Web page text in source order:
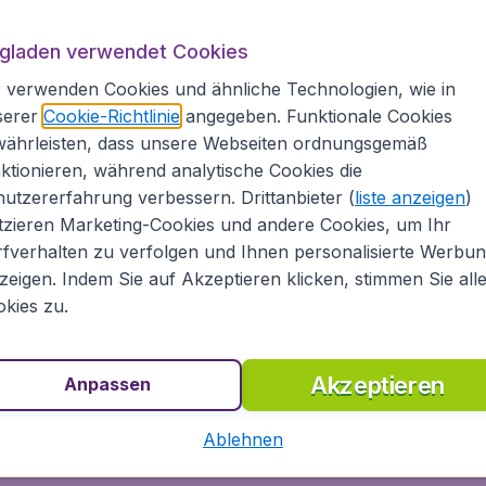
dann sind folgende Richtlinien zu beachten.
12kg und den Maßen 55 x 40 x 20 cm zugelassen.
cm.
7kg und den Maßen 55 x 40 x 20cm
mit max. 7kg und den Maßen 55 x 40 x 20cm -
und den Maßen 55 x 40 x 20cm - Plus: 1
und den Maßen 55 x 40 x 20cm - Plus: 1
verwendet Cookies
verwenden Cookies und ähnliche Technologien, wie in
Cookie-Richtlinieangegeben. Funktionale Cookies
dass unsere Webseiten ordnungsgemäß
während analytische Cookies die
verbessern. Drittanbieter (liste anzeigen)
Marketing-Cookies und andere Cookies, um Ihr
zu verfolgen und Ihnen personalisierte
Indem Sie auf Akzeptieren klicken, stimmen Sie
zu.
Akzeptieren
Anpassen
Ablehnen